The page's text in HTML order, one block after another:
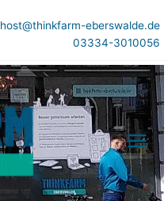
host@thinkfarm-eberswalde.de
03334-3010056